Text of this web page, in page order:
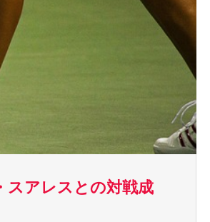
スアレスとの対戦成